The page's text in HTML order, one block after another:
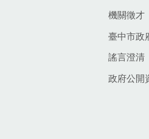
機關徵才
臺中市政
謠言澄清
政府公開